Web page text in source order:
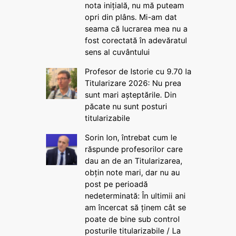
nota inițială, nu mă puteam
opri din plâns. Mi-am dat
seama că lucrarea mea nu a
fost corectată în adevăratul
sens al cuvântului
Profesor de Istorie cu 9.70 la
Titularizare 2026: Nu prea
sunt mari așteptările. Din
păcate nu sunt posturi
titularizabile
Sorin Ion, întrebat cum le
răspunde profesorilor care
dau an de an Titularizarea,
obțin note mari, dar nu au
post pe perioadă
nedeterminată: În ultimii ani
am încercat să ținem cât se
poate de bine sub control
posturile titularizabile / La